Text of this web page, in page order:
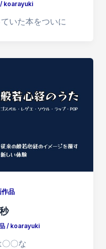
koarayuki
いた本をついに
作品
/ koarayuki
〇な